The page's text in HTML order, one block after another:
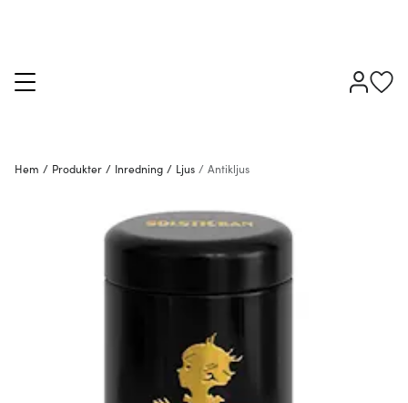
Hem / Produkter / Inredning / Ljus / Antikljus